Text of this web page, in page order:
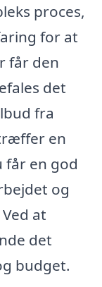
proces,
for at
får den
det
fra
en
får en god
og
at
det
budget.